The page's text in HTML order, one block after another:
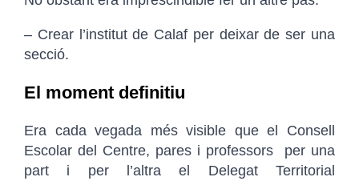
– Crear l’institut de Calaf per deixar de ser una
secció.
El moment definitiu
Era cada vegada més visible que el Consell
Escolar del Centre, pares i professors per una
part i per l’altra el Delegat Territorial